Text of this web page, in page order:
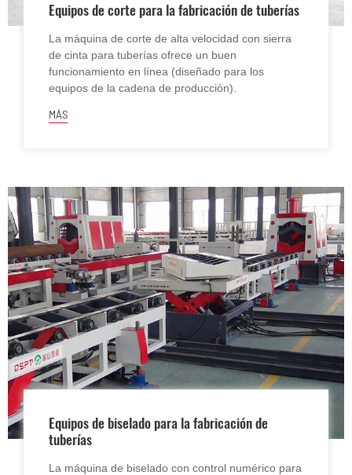
Equipos de corte para la fabricación de tuberías
La máquina de corte de alta velocidad con sierra
de cinta para tuberías ofrece un buen
funcionamiento en línea (diseñado para los
equipos de la cadena de producción).
MÁS
Equipos de biselado para la fabricación de
tuberías
La máquina de biselado con control numérico para